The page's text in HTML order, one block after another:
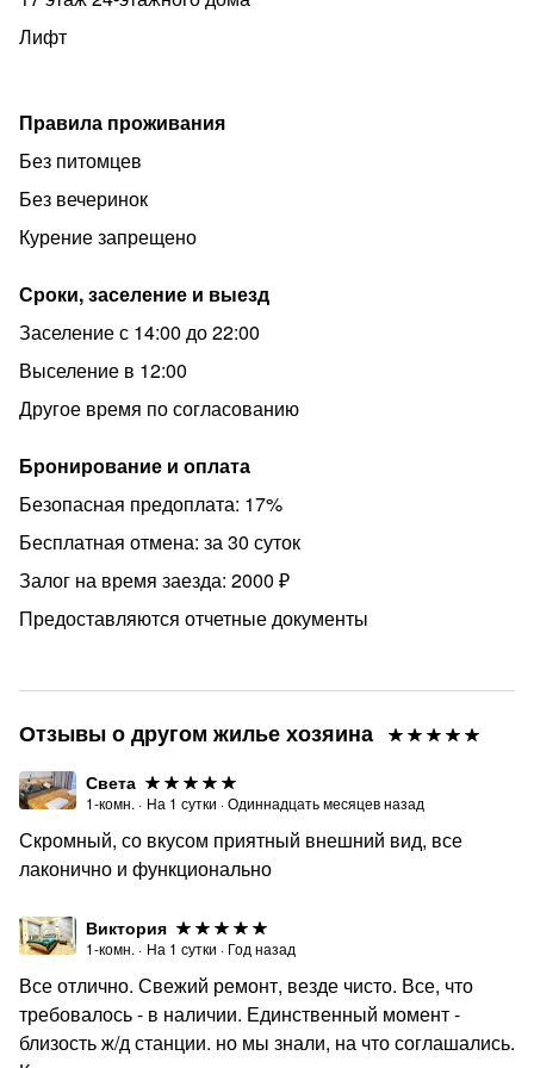
Заезд - после 14:00
Ранний заезд и поздний выезд обсуждаются
индивидуально!
Доступно бесконтактное заселение в ночное время - по
запросу
КВАРТИРА НЕ СДАЕТСЯ ПОД МЕРОПРИЯТИЯ
по согласованию! КУРЕНИЕ (вт.ч. кальян и тп.)
КАТЕГОРИЧЕСКИ ЗАПРЕЩЕНО, ПРОЖИВАНИЕ С
ПИТОМЦАМИ ТОЛЬКО ПО СОГЛАСОВАНИЮ!
Ждём Вас в гости !
Лифт
Правила проживания
Без питомцев
Без вечеринок
Курение запрещено
Сроки, заселение и выезд
Заселение с 14:00 до 22:00
Выселение в 12:00
Другое время по согласованию
Бронирование и оплата
Безопасная предоплата: 17%
Бесплатная отмена: за 30 суток
Залог на время заезда: 2000 ₽
Предоставляются отчетные документы
Отзывы о другом жилье хозяина
Света
1-комн. · На 1 сутки ·Одиннадцать месяцев назад
Скромный, со вкусом приятный внешний вид, все
лаконично и функционально
Виктория
1-комн. · На 1 сутки · Год назад
Все отлично. Свежий ремонт, везде чисто. Все, что
требовалось - в наличии. Единственный момент -
близость ж/д станции. но мы знали, на что соглашались.